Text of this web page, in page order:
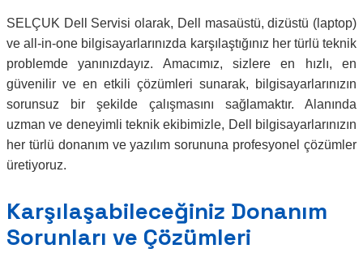
SELÇUK Dell Servisi olarak, Dell masaüstü, dizüstü (laptop)
ve all-in-one bilgisayarlarınızda karşılaştığınız her türlü teknik
problemde yanınızdayız. Amacımız, sizlere en hızlı, en
güvenilir ve en etkili çözümleri sunarak, bilgisayarlarınızın
sorunsuz bir şekilde çalışmasını sağlamaktır. Alanında
uzman ve deneyimli teknik ekibimizle, Dell bilgisayarlarınızın
her türlü donanım ve yazılım sorununa profesyonel çözümler
üretiyoruz.
Karşılaşabileceğiniz Donanım
Sorunları ve Çözümleri